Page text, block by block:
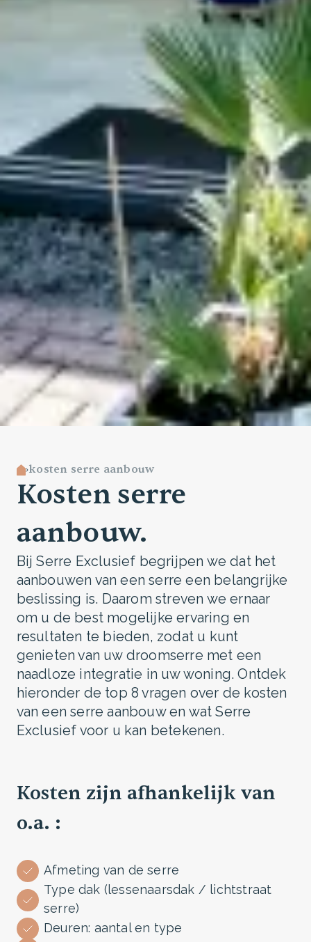
kosten serre aanbouw
Kosten serre
aanbouw.
Bij Serre Exclusief begrijpen we dat het
aanbouwen van een serre een belangrijke
beslissing is. Daarom streven we ernaar
om u de best mogelijke ervaring en
resultaten te bieden, zodat u kunt
genieten van uw droomserre met een
naadloze integratie in uw woning. Ontdek
hieronder de top 8 vragen over de kosten
van een serre aanbouw en wat Serre
Exclusief voor u kan betekenen.
Kosten zijn afhankelijk van
o.a. :
Afmeting van de serre
Type dak (lessenaarsdak / lichtstraat
serre)
Deuren: aantal en type